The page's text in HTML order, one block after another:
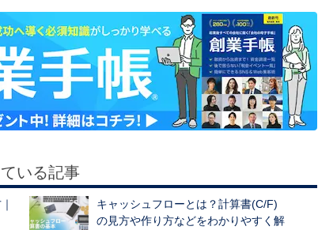
いる記事
キャッシュフローとは？計算書(C/F)
の見方や作り方などをわかりやすく解